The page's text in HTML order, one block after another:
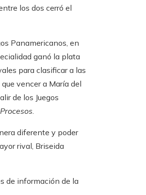
los dos cerró el
Panamericanos, en
ganó la plata
para clasificar a las
vencer a María del
de los Juegos
Procesos.
diferente y poder
rival, Briseida
de información de la